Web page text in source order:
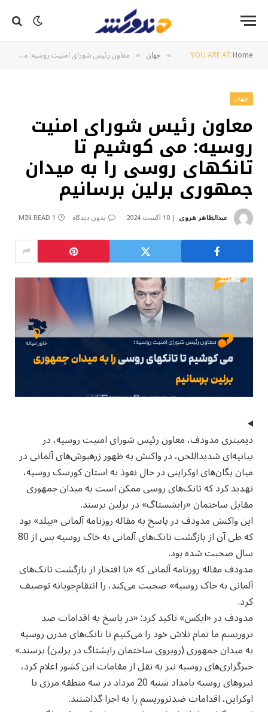
YOU ARE AT:Home
» جهان » معاون رئیس شورای امنیت روسیه: می کوشیم تا تانکهای روسی را به میدان جمهوری برلین برسانیم
جهان
معاون رئیس شورای امنیت
روسیه: می کوشیم تا
تانکهای روسی را به میدان
جمهوری برلین برسانیم
عبدالظاهر هروی 10 آگست 2024 بدون دیدگاه 1 MIN READ
دیمیتری مدودف، معاون رئیس شورای امنیت روسیه، در
بیانیه‌ای شدیداللحن، در واکنش به ظهور زرهپوش‌های آلمانی در
میان یگان‌های اوکراینی در حال نفوذ به استان کورسک روسیه،
تهديد كرد که تانک‌های روسی ممکن است به میدان جمهوری
مقابل ساختمان «رایشستاگ» در برلین برسند.
این واکنش مدودف در پاسخ به مقاله روزنامه آلمانی «بیلد» بود
که طی آن از بازگشت تانک‌های آلمانی به خاک روسیه پس از 80
سال صحبت شده بود.
مدودف مقاله روزنامه آلمانی که «با افتخار از بازگشت تانک‌های
آلمانی به خاک روسیه» صحبت می‌کند، را انتقام‌جویانه توصیف
کرد.
مدودف در «ایکس» تاکید کرد: «در پاسخ به اقدامات ضد
تروریسم ما تمام تلاش خود را می‌کنیم تا تانک‌های مدرن روسیه
به میدان جمهوری (روبروی ساختمان رایشتاگ در برلین) برسند.»
خبرگزاری‌های روسیه نیز به نقل از مقامات این کشور اعلام کرد،
نیروهای روسیه بامداد شنبه 20 مرداد در سه منطقه مرزی با
اوکراین، اقدامات ضدتروریسم را به اجرا گذاشتند.